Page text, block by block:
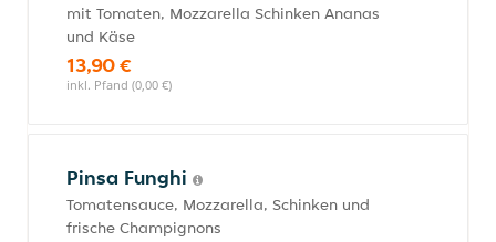
mit Tomaten, Mozzarella Schinken Ananas
und Käse
13,90 €
inkl. Pfand (0,00 €)
Pinsa Funghi
Tomatensauce, Mozzarella, Schinken und
frische Champignons